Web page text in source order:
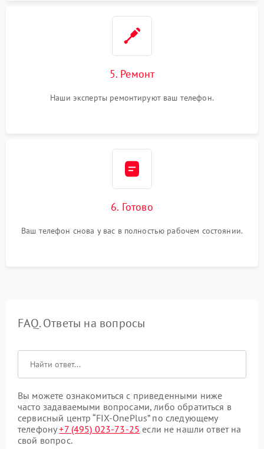
5. Ремонт
Наши эксперты ремонтируют ваш телефон.
6. Готово
Ваш телефон снова у вас в полностью рабочем состоянии.
FAQ. Ответы на вопросы
Вы можете ознакомиться с приведенными ниже
часто задаваемыми вопросами, либо обратиться в
сервисный центр “FIX-OnePlus” по следующему
телефону+7 (495) 023-73-25 если не нашли ответ на
свой вопрос.